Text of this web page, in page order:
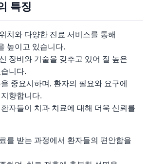
특징
치와 다양한 진료 서비스를 통해
높이고 있습니다.
장비와 기술을 갖추고 있어 질 높은
니다.
중요시하며, 환자의 필요와 요구에
향합니다.
자들이 치과 치료에 대해 더욱 신뢰를
를 받는 과정에서 환자들의 편안함을